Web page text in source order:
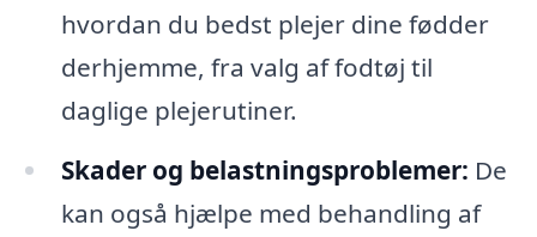
hvordan du bedst plejer dine fødder
derhjemme, fra valg af fodtøj til
daglige plejerutiner.
Skader og belastningsproblemer: De
kan også hjælpe med behandling af